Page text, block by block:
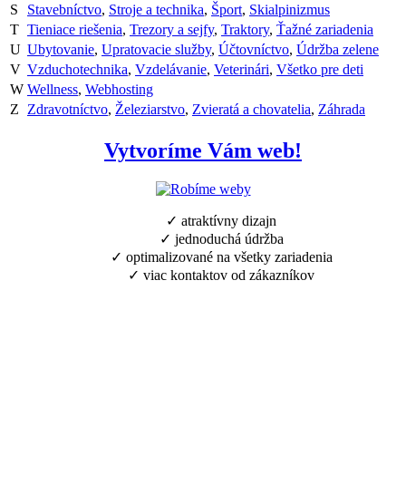
S
Stavebníctvo, Stroje a technika, Šport, Skialpinizmus
T Tieniace riešenia, Trezory a sejfy, Traktory, Ťažné zariadenia
U Ubytovanie, Upratovacie služby, Účtovníctvo, Údržba zelene
V Vzduchotechnika, Vzdelávanie, Veterinári, Všetko pre deti
W Wellness, Webhosting
Z
Zdravotníctvo, Železiarstvo, Zvieratá a chovatelia, Záhrada
Vytvoríme Vám web!
✓ atraktívny dizajn
✓ jednoduchá údržba
✓ optimalizované na všetky zariadenia
✓ viac kontaktov od zákazníkov